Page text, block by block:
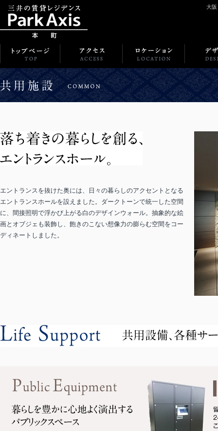
大阪
エントランスを抜けた奥には、日々の暮らしのアクセントとなる
エントランスホールを設えました。ダークトーンで統一した空間
に、間接照明で浮かび上がる白のデザインウォール。抽象的な絵
画とオブジェも装飾し、飽きのこない想像力の膨らむ空間をコー
ディネートしました。